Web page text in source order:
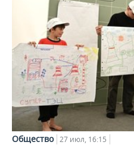
Общество 27 июл, 16:15